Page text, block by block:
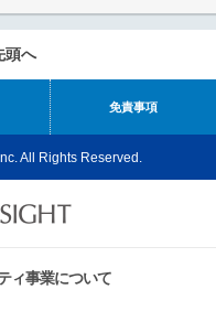
頭へ
免責事項
All Rights Reserved.
ィ事業について